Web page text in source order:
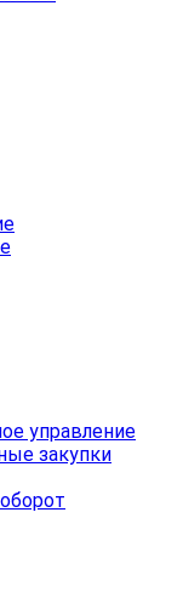
управление
закупки